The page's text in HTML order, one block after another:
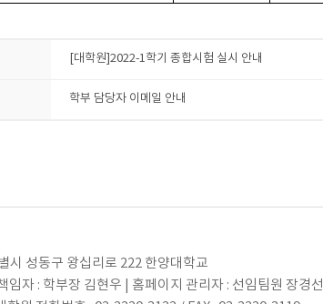
[대학원]2022-1학기 종합시험 실시 안내
학부 담당자 이메일 안내
시 성동구 왕십리로 222 한양대학교
임자 : 학부장 김현우 | 홈페이지 관리자 : 선임팀원 장경선